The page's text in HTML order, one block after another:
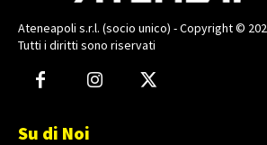
Ateneapoli s.r.l. (socio unico) - Copyright ©
Tutti i diritti sono riservati
Su di Noi